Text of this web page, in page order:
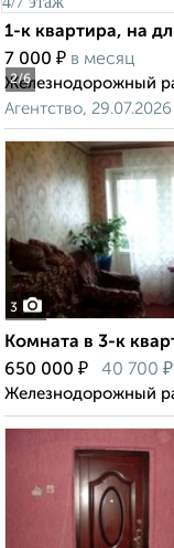
2/6
1-к квартира, на
7 000 ₽ в месяц
Железнодорожный
Агентство, 29.07.2026
3
Комната в 3-к
650 000 ₽ 40 700 ₽
Железнодорожный